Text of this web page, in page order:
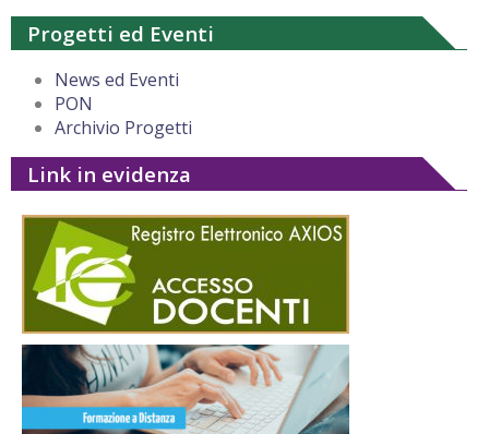
Progetti ed Eventi
News ed Eventi
PON
Archivio Progetti
Link in evidenza